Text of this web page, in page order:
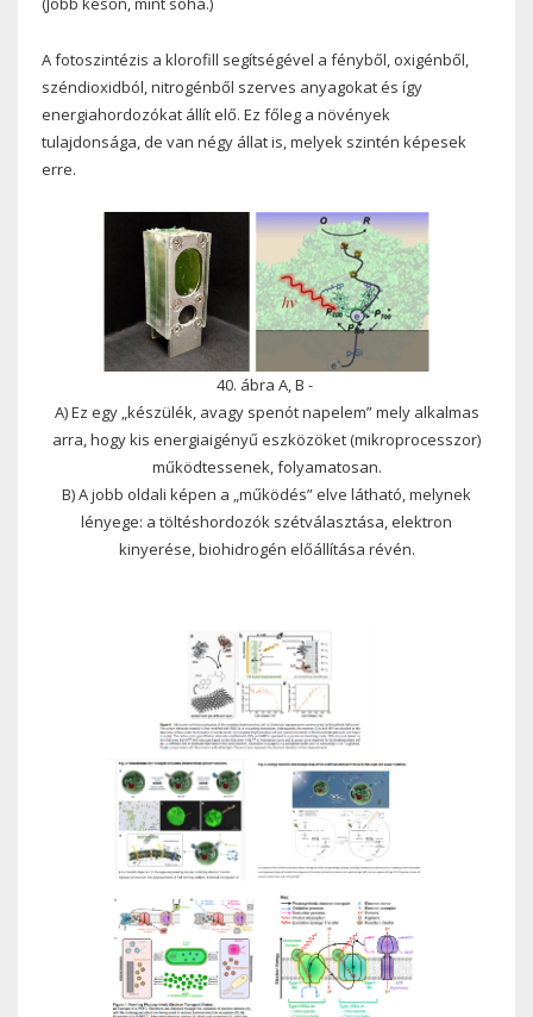
A fotoszintézis a klorofill segítségével a fényből, oxigénből,
széndioxidból, nitrogénből szerves anyagokat és így
energiahordozókat állít elő. Ez főleg a növények
tulajdonsága, de van négy állat is, melyek szintén képesek
erre.
40. ábra A, B -
A) Ez egy „készülék, avagy spenót napelem” mely alkalmas
arra, hogy kis energiaigényű eszközöket (mikroprocesszor)
működtessenek, folyamatosan.
B) A jobb oldali képen a „működés” elve látható, melynek
lényege: a töltéshordozók szétválasztása, elektron
kinyerése, biohidrogén előállítása révén.